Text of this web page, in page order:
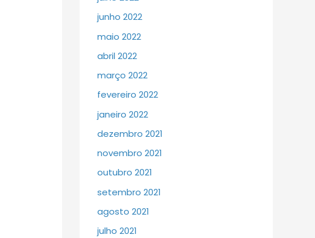
junho 2022
maio 2022
abril 2022
março 2022
fevereiro 2022
janeiro 2022
dezembro 2021
novembro 2021
outubro 2021
setembro 2021
agosto 2021
julho 2021